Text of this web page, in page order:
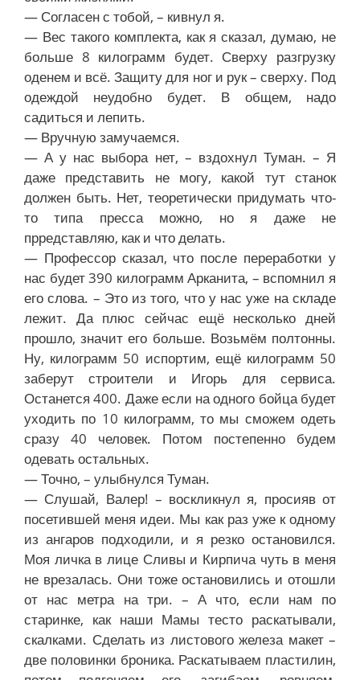
— Согласен с тобой, – кивнул я.
— Вес такого комплекта, как я сказал, думаю, не
больше 8 килограмм будет. Сверху разгрузку
оденем и всё. Защиту для ног и рук – сверху. Под
одеждой неудобно будет. В общем, надо
садиться и лепить.
— Вручную замучаемся.
— А у нас выбора нет, – вздохнул Туман. – Я
даже представить не могу, какой тут станок
должен быть. Нет, теоретически придумать что-
то типа пресса можно, но я даже не
прредставляю, как и что делать.
— Профессор сказал, что после переработки у
нас будет 390 килограмм Арканита, – вспомнил я
его слова. – Это из того, что у нас уже на складе
лежит. Да плюс сейчас ещё несколько дней
прошло, значит его больше. Возьмём полтонны.
Ну, килограмм 50 испортим, ещё килограмм 50
заберут строители и Игорь для сервиса.
Останется 400. Даже если на одного бойца будет
уходить по 10 килограмм, то мы сможем одеть
сразу 40 человек. Потом постепенно будем
одевать остальных.
— Точно, – улыбнулся Туман.
— Слушай, Валер! – воскликнул я, просияв от
посетившей меня идеи. Мы как раз уже к одному
из ангаров подходили, и я резко остановился.
Моя личка в лице Сливы и Кирпича чуть в меня
не врезалась. Они тоже остановились и отошли
от нас метра на три. – А что, если нам по
старинке, как наши Мамы тесто раскатывали,
скалками. Сделать из листового железа макет –
две половинки броника. Раскатываем пластилин,